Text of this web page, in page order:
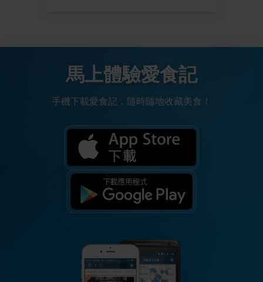
馬上體驗愛食記
手機下載愛食記，隨時隨地收藏美食！